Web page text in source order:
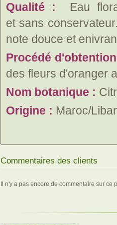
Qualité :
Eau
et sans
note douce et
Procédé
des fleurs d'oranger
Nom botanique :
Origine : Maroc/
Commentaires des clients
Il n'y a pas encore de commentaire sur ce